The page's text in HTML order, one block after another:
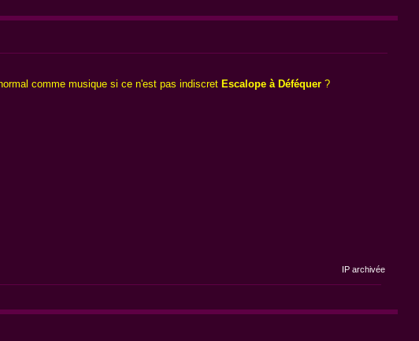
comme musique si ce n'est pas indiscret Escalope à Déféquer ?
IP archivée